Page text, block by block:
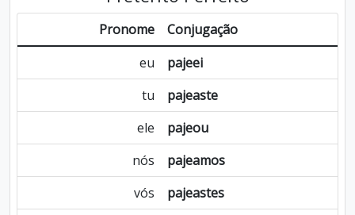
Pronome
Conjugação
eu
pajeei
tu
pajeaste
ele
pajeou
nós
pajeamos
vós
pajeastes